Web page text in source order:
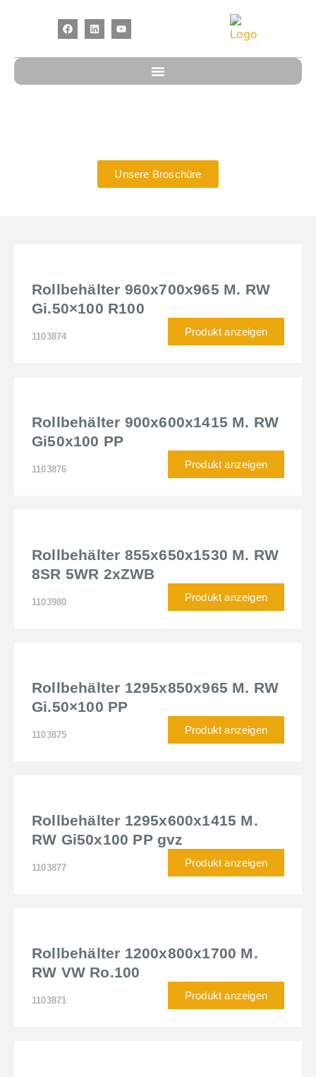
Unsere Broschüre
Rollbehälter 960x700x965 M. RW
Gi.50×100 R100
1103874 Produkt anzeigen
Rollbehälter 900x600x1415 M. RW
Gi50x100 PP
1103876 Produkt anzeigen
Rollbehälter 855x650x1530 M. RW
8SR 5WR 2xZWB
1103980 Produkt anzeigen
Rollbehälter 1295x850x965 M. RW
Gi.50×100 PP
1103875 Produkt anzeigen
Rollbehälter 1295x600x1415 M.
RW Gi50x100 PP gvz
1103877 Produkt anzeigen
Rollbehälter 1200x800x1700 M.
RW VW Ro.100
1103871 Produkt anzeigen